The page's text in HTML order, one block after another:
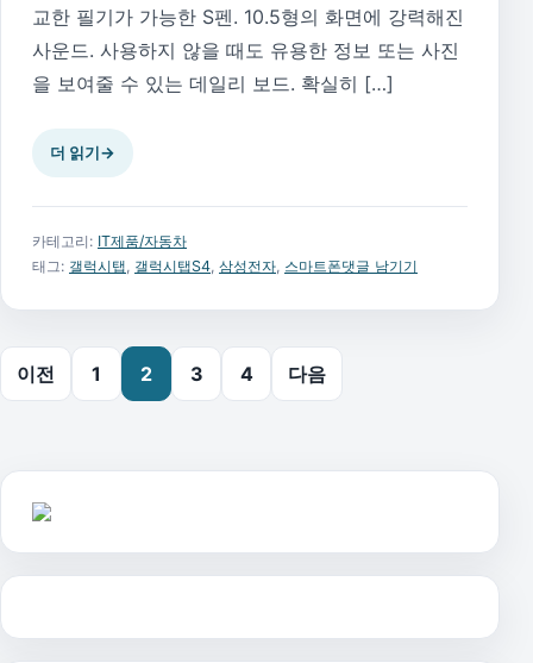
교한 필기가 가능한 S펜. 10.5형의 화면에 강력해진
사운드. 사용하지 않을 때도 유용한 정보 또는 사진
을 보여줄 수 있는 데일리 보드. 확실히 […]
더 읽기→
카테고리: IT제품/자동차
태그: 갤럭시탭, 갤럭시탭S4, 삼성전자, 스마트폰댓글 남기기
글 페이지 매김
이전 1 2 3 4 다음